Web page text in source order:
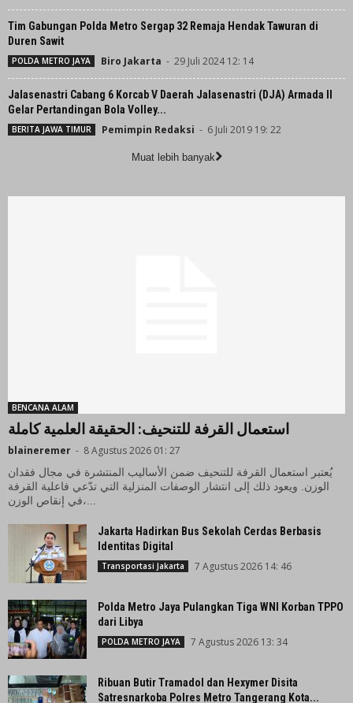
Tim Gabungan Polda Metro Sergap 32 Remaja Hendak Tawuran di
Duren Sawit
POLDA METRO JAYA Biro Jakarta - 29 Juli 2024 12: 14
Jalasenastri Cabang 6 Korcab V Daerah Jalasenastri (DJA) Armada II
Gelar Pertandingan Bola Volley...
BERITA JAWA TIMUR Pemimpin Redaksi - 6 Juli 2019 19: 22
Muat lebih banyak
BENCANA ALAM
استعمال القرفة للتنحيف: الحقيقة العلمية كاملة
blaineremer - 8 Agustus 2026 01: 27
يُعتبر استعمال القرفة للتنحيف ضمن الأساليب المنتشرة في مجال فقدان
الوزن. ويعود ذلك إلى انتشار الوصفات المنزلية التي تدّعي فاعلية القرفة
في إنقاص الوزن،...
Jakarta Hadirkan Bus Sekolah Cerdas Berbasis
Identitas Digital
Transportasi Jakarta 7 Agustus 2026 14: 46
Polda Metro Jaya Pulangkan Tiga WNI Korban TPPO
dari Libya
POLDA METRO JAYA 7 Agustus 2026 13: 34
Ribuan Butir Tramadol dan Hexymer Disita
Satresnarkoba Polres Metro Tangerang Kota...